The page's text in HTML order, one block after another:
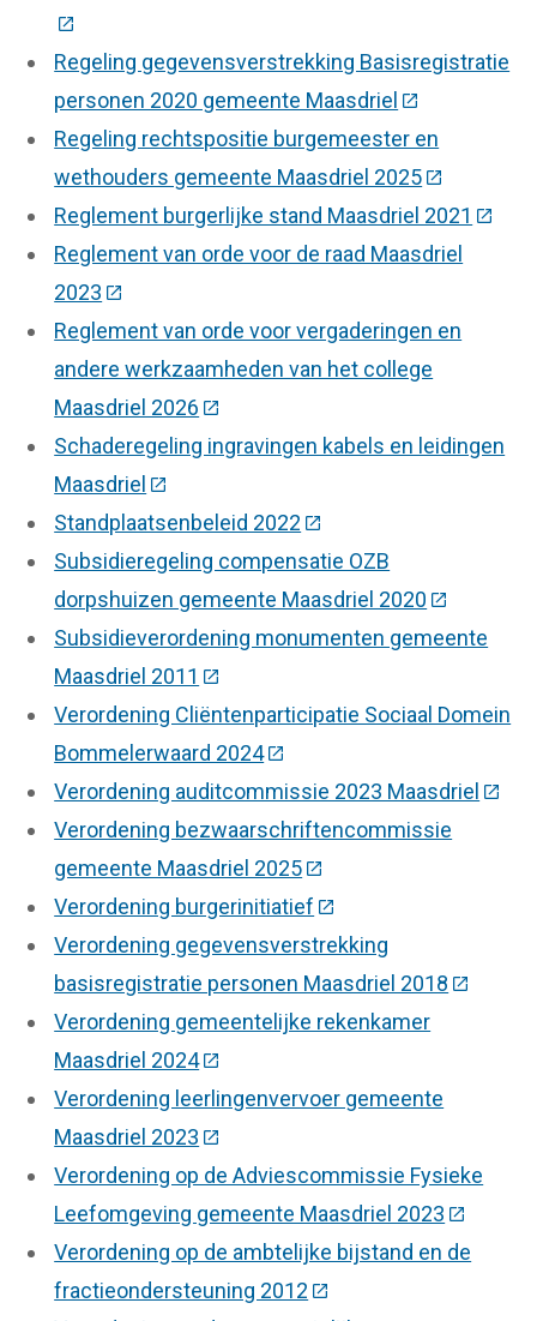
(Deze link gaat naar een externe website)
Regeling gegevensverstrekking Basisregistratie
personen 2020 gemeente Maasdriel (Deze link
Regeling rechtspositie burgemeester en
wethouders gemeente Maasdriel 2025(Deze link
Reglement burgerlijke stand Maasdriel 2021
Reglement van orde voor de raad Maasdriel
2023 (Deze link gaat naar een externe website)
Reglement van orde voor vergaderingen en
andere werkzaamheden van het college
Maasdriel 2026 (Deze link gaat naar een externe
Schaderegeling ingravingen kabels en leidingen
Maasdriel (Deze link gaat naar een externe
Standplaatsenbeleid 2022 (Deze link gaat naar
Subsidieregeling compensatie OZB
dorpshuizen gemeente Maasdriel 2020 (Deze link
Subsidieverordening monumenten gemeente
Maasdriel 2011 (Deze link gaat naar een externe
Verordening Cliëntenparticipatie Sociaal Domein
Bommelerwaard 2024(Deze link gaat naar een
Verordening auditcommissie 2023 Maasdriel
Verordening bezwaarschriftencommissie
gemeente Maasdriel 2025(Deze link gaat naar
Verordening burgerinitiatief (Deze link gaat naar
Verordening gegevensverstrekking
basisregistratie personen Maasdriel 2018 (Deze
Verordening gemeentelijke rekenkamer
Maasdriel 2024(Deze link gaat naar een externe
Verordening leerlingenvervoer gemeente
Maasdriel 2023 (Deze link gaat naar een externe
Verordening op de Adviescommissie Fysieke
Leefomgeving gemeente Maasdriel 2023 (Deze
Verordening op de ambtelijke bijstand en de
fractieondersteuning 2012 (Deze link gaat naar